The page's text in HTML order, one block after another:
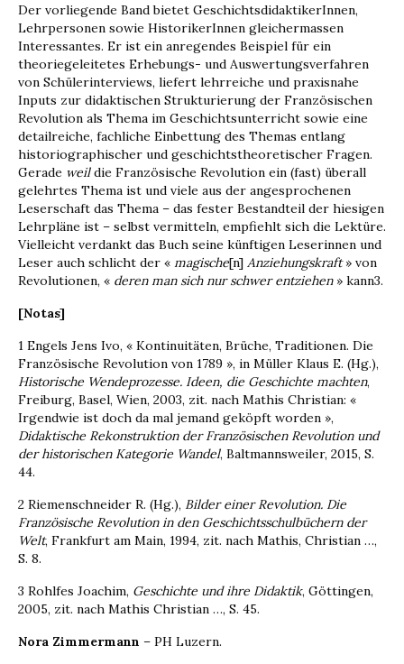
Der vorliegende Band bietet Geschichtsdidakti­kerInnen,
Lehrpersonen sowie HistorikerInnen gleichermassen
Interessantes. Er ist ein anregendes Beispiel für ein
theoriegeleitetes Erhebungs- und Auswertungsverfahren
von Schülerinterviews, liefert lehrreiche und praxisnahe
Inputs zur didaktischen Strukturierung der Französischen
Revolution als Thema im Geschichtsunterricht sowie eine
detailreiche, fachliche Einbettung des Themas entlang
historiographischer und geschichtstheoretischer Fragen.
Gerade weildie Französische Revolution ein (fast) überall
gelehr­tes Thema ist und viele aus der angesprochenen
Leserschaft das Thema – das fester Bestandteil der hiesigen
Lehrpläne ist – selbst vermitteln, empfiehlt sich die Lektüre.
Vielleicht verdankt das Buch seine künftigen Leserinnen und
Leser auch schlicht der « magische[n] Anziehungskraft» von
Revolutionen, « deren man sich nur schwer entziehen » kann3.
[Notas]
1 Engels Jens Ivo, « Kontinuitäten, Brüche, Traditionen. Die
Französische Revolution von 1789 », in Müller Klaus E. (Hg.),
Historische Wendeprozesse. Ideen, die Geschichte machten,
Freiburg, Basel, Wien, 2003, zit. nach Mathis Christian: «
Irgendwie ist doch da mal jemand geköpft worden »,
Didaktische Rekonstruktion der Französischen Revolution und
der historischen Kategorie Wandel, Baltmannsweiler, 2015, S.
44.
2 Riemenschneider R. (Hg.), Bilder einer Revolution. Die
Französische Revolution in den Geschichtsschulbüchern der
Welt, Frankfurt am Main, 1994, zit. nach Mathis, Christian …,
S. 8.
3 Rohlfes Joachim, Geschichte und ihre Didaktik, Göttingen,
2005, zit. nach Mathis Christian …, S. 45.
Nora Zimmermann – PH Luzern.